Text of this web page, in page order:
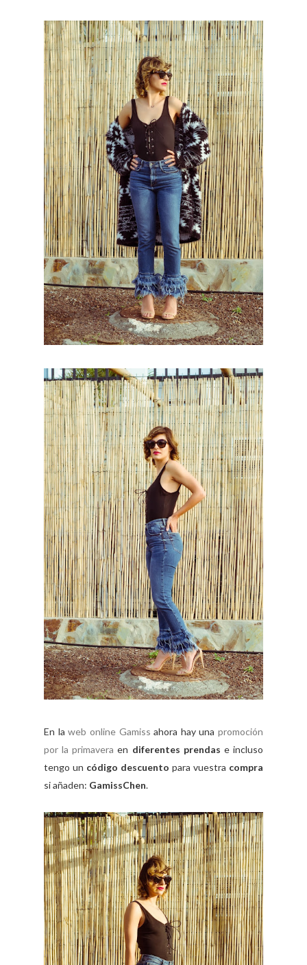
En laweb online Gamiss ahora hay una promoción
por la primavera en diferentes prendas e incluso
tengo un código descuento para vuestra compra
si añaden: GamissChen.